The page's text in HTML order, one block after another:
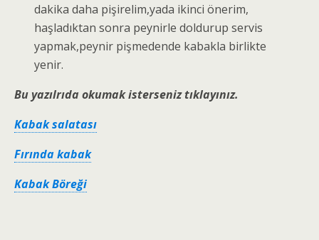
dakika daha pişirelim,yada ikinci önerim,
haşladıktan sonra peynirle doldurup servis
yapmak,peynir pişmedende kabakla birlikte
yenir.
Bu yazılrıda okumak isterseniz tıklayınız.
Kabak salatası
Fırında kabak
Kabak Böreği